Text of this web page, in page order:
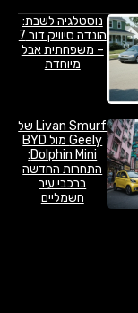
נוסטלגיה לשבת:
הונדה סיוויק דור 7
– משפחתית אבל
מיוחדת
Livan Smurf של
Geely מול BYD
Dolphin Mini:
התחרות החדשה
ברכבי עיר
חשמליים